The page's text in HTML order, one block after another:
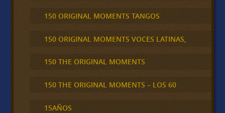
150 ORIGINAL MOMENTS TANGOS
150 ORIGINAL MOMENTS VOCES LATINAS,
150 THE ORIGINAL MOMENTS
150 THE ORIGINAL MOMENTS – LOS 60
15AÑOS